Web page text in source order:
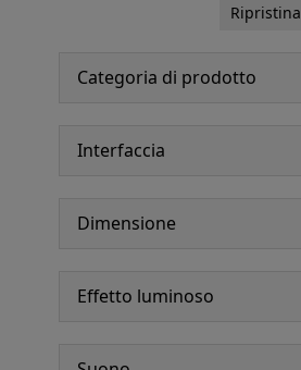
Ripristina
Categoria di prodotto
Interfaccia
Dimensione
Effetto luminoso